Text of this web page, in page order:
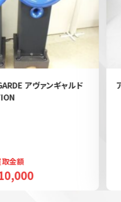
アヴァンギャルド
取金額